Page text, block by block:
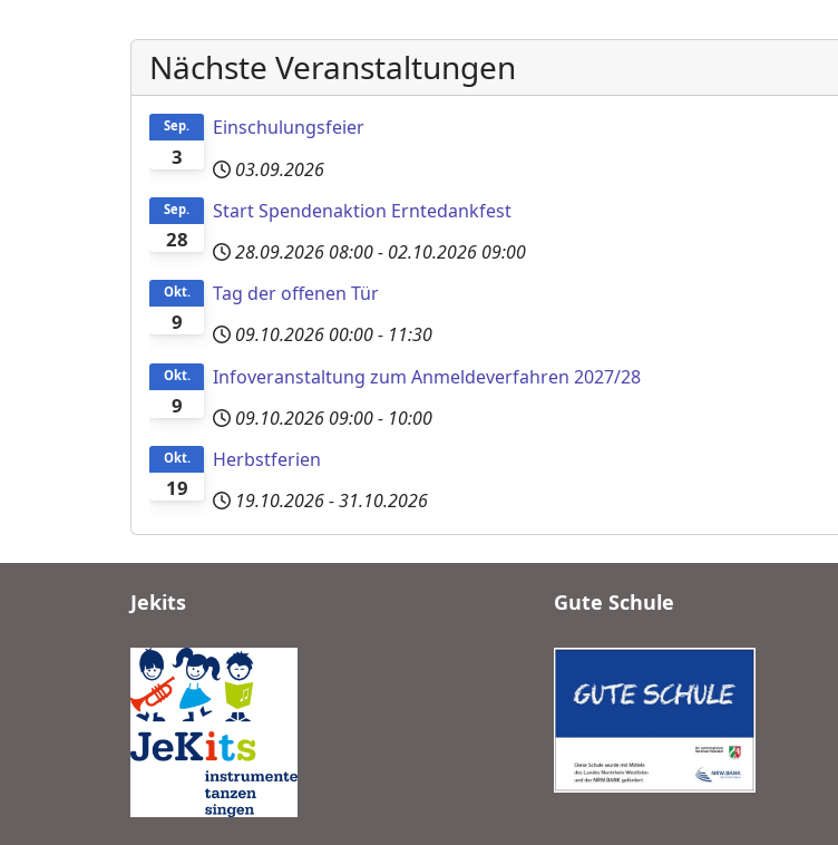
Nächste Veranstaltungen
3
Sep.
Einschulungsfeier
03.09.2026
28
Sep.
Start Spendenaktion Erntedankfest
28.09.2026 08:00- 02.10.2026 09:00
9
Okt.
Tag der offenen Tür
09.10.2026 00:00- 11:30
9
Okt.
Infoveranstaltung zum Anmeldeverfahren 2027/28
09.10.2026 09:00- 10:00
19
Okt.
Herbstferien
19.10.2026-31.10.2026
Jekits Gute Schule